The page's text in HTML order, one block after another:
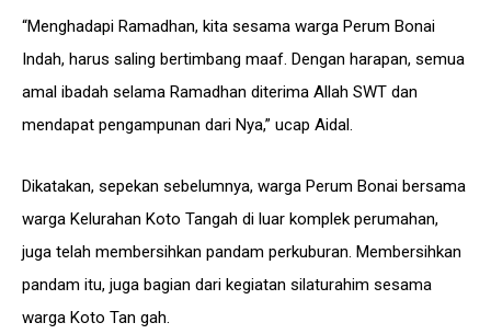
“Menghadapi Ramadhan, kita sesama warga Perum Bonai
Indah, harus saling bertimbang maaf. Dengan harapan, semua
amal ibadah selama Ramadhan diterima Allah SWT dan
mendapat pengampunan dari Nya,” ucap Aidal.
Dikatakan, sepekan sebelumnya, warga Perum Bonai bersama
warga Kelurahan Koto Tangah di luar komplek perumahan,
juga telah membersihkan pandam perkuburan. Membersihkan
pandam itu, juga bagian dari kegiatan silaturahim sesama
warga Koto Tan gah.